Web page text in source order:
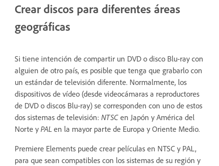
Crear discos para diferentes áreas
geográficas
Si tiene intención de compartir un DVD o disco Blu-ray con
alguien de otro país, es posible que tenga que grabarlo con
un estándar de televisión diferente. Normalmente, los
dispositivos de vídeo (desde videocámaras a reproductores
de DVD o discos Blu-ray) se corresponden con uno de estos
dos sistemas de televisión: NTSC en Japón y América del
Norte y PAL en la mayor parte de Europa y Oriente Medio.
Premiere Elements puede crear películas en NTSC y PAL,
para que sean compatibles con los sistemas de su región y